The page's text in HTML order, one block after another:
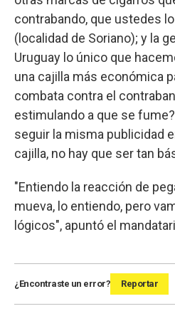
contrabando, que ustedes
(localidad de Soriano); y la
Uruguay lo único que
una cajilla más económica
combata contra el
estimulando a que se
seguir la misma publicidad
cajilla, no hay que ser tan
"Entiendo la reacción de
mueva, lo entiendo, pero
lógicos", apuntó el
¿Encontraste un error? Reportar